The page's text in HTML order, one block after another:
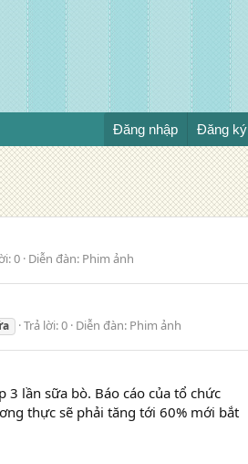
Đăng nhập Đăng ký
0 Diễn đàn: Phim ảnh
Trả lời: 0 Diễn đàn: Phim ảnh
lần sữa bò. Báo cáo của tổ chức
thực sẽ phải tăng tới 60% mới bắt